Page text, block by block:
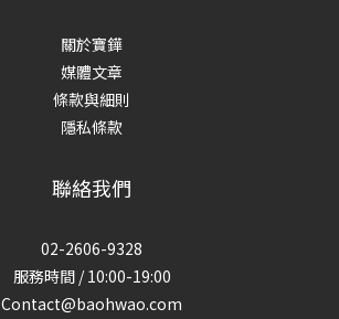
關於寶鏵
媒體文章
條款與細則
隱私條款
聯絡我們
02-2606-9328
服務時間 / 10:00-19:00
Contact@baohwao.com